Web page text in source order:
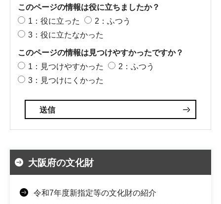
このページの情報は役に立ちましたか？
1：役に立った
2：ふつう
3：役に立たなかった
このページの情報は見つけやすかったですか？
1：見つけやすかった
2：ふつう
3：見つけにくかった
大阪府の文化財
令和7年度新指定等の文化財の紹介